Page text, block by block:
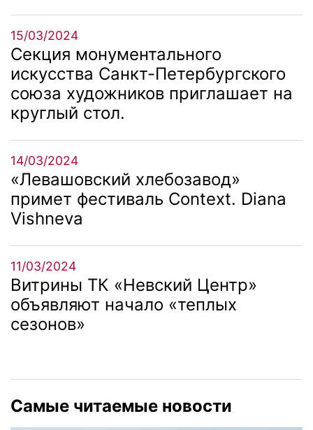
15/03/2024
Секция монументального
искусства Санкт-Петербургского
союза художников приглашает на
круглый стол.
14/03/2024
«Левашовский хлебозавод»
примет фестиваль Context. Diana
Vishneva
11/03/2024
Витрины ТК «Невский Центр»
объявляют начало «теплых
сезонов»
Самые читаемые новости